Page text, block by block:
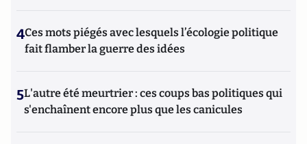
4Ces mots piégés avec lesquels l’écologie politique
fait flamber la guerre des idées
5L'autre été meurtrier : ces coups bas politiques qui
s'enchaînent encore plus que les canicules